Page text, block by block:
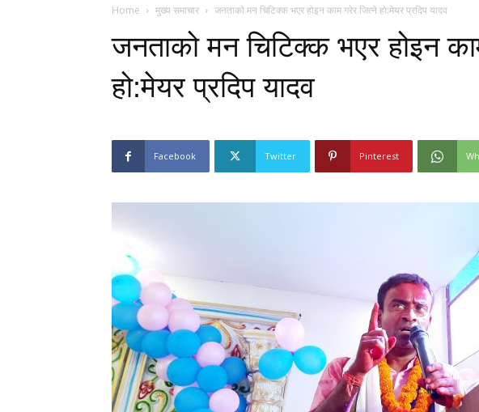
Home मुख्य समाचार जनताको मन चिटिक्क भएर होइन काम गरेर जित्ने हो:मेयर प्रदिप यादव
जनताको मन चिटिक्क भएर होइन
हो:मेयर प्रदिप यादव
Facebook Twitter Pinterest